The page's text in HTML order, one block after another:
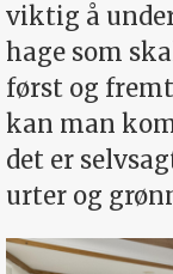
viktig å
hage som
først og
kan man
det er
urter og